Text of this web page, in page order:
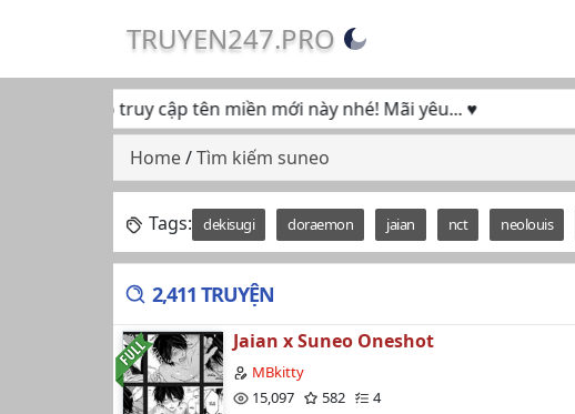
TRUYEN247.PRO
ủng hộ truy cập tên miền mới này nhé! Mãi yêu... ♥
Home/Tìm kiếm suneo
Tags: dekisugi doraemon jaian nct neolouis
2,411 TRUYỆN
Jaian x Suneo Oneshot
MBkitty
15,097
582
4